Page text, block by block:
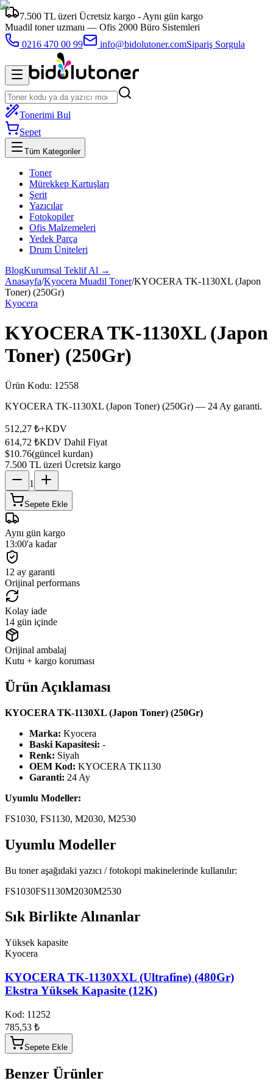
7.500 TL üzeri Ücretsiz kargo - Aynı gün kargo
Muadil toner uzmanı — Ofis 2000 Büro Sistemleri
0216 470 00 99
info@bidolutoner.comSipariş Sorgula
Tonerimi Bul
Sepet
Tüm Kategoriler
Toner
Mürekkep Kartuşları
Şerit
Yazıcılar
Fotokopiler
Ofis Malzemeleri
Yedek Parça
Drum Üniteleri
BlogKurumsal Teklif Al →
Anasayfa/Kyocera Muadil Toner/KYOCERA TK-1130XL (Japon
Toner) (250Gr)
Kyocera
KYOCERA TK-1130XL (Japon
Toner) (250Gr)
Ürün Kodu: 12558
KYOCERA TK-1130XL (Japon Toner) (250Gr) — 24 Ay garanti.
512,27 ₺+KDV
614,72 ₺KDV Dahil Fiyat
$10.76(güncel kurdan)
7.500 TL üzeri Ücretsiz kargo
1
Sepete Ekle
Aynı gün kargo
13:00'a kadar
12 ay garanti
Orijinal performans
Kolay iade
14 gün içinde
Orijinal ambalaj
Kutu + kargo koruması
Ürün Açıklaması
KYOCERA TK-1130XL (Japon Toner) (250Gr)
Marka: Kyocera
Baski Kapasitesi: -
Renk: Siyah
OEM Kod: KYOCERA TK1130
Garanti: 24 Ay
Uyumlu Modeller:
FS1030, FS1130, M2030, M2530
Uyumlu Modeller
Bu toner aşağıdaki yazıcı / fotokopi makinelerinde kullanılır:
FS1030FS1130M2030M2530
Sık Birlikte Alınanlar
Yüksek kapasite
Kyocera
KYOCERA TK-1130XXL (Ultrafine) (480Gr)
Ekstra Yüksek Kapasite (12K)
Kod: 11252
785,53 ₺
Sepete Ekle
Benzer Ürünler